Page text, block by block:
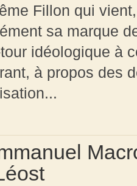
Fillon qui
sa marque
idéologique à
à propos des